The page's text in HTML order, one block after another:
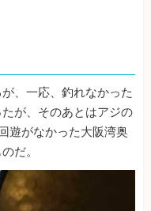
、一応、釣れなかった
が、そのあとはアジの
遊がなかった大阪湾奥
だ。